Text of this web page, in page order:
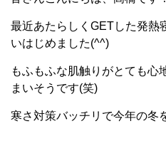
最近あたらしくGETした発熱
いはじめました(^^)
もふもふな肌触りがとても心
まいそうです(笑)
寒さ対策バッチリで今年の冬